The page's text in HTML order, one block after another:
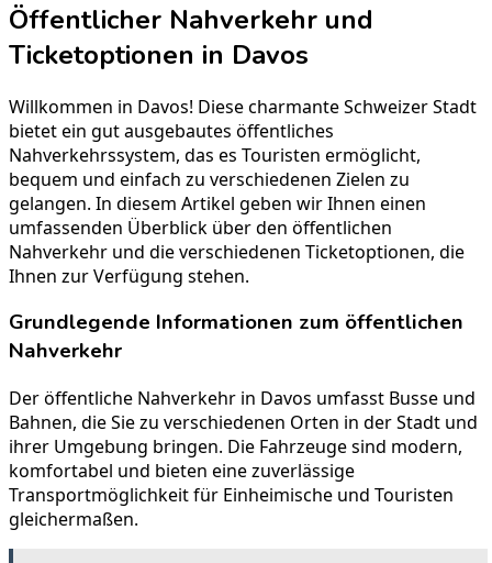
Öffentlicher Nahverkehr und
Ticketoptionen in Davos
Willkommen in Davos! Diese charmante Schweizer Stadt
bietet ein gut ausgebautes öffentliches
Nahverkehrssystem, das es Touristen ermöglicht,
bequem und einfach zu verschiedenen Zielen zu
gelangen. In diesem Artikel geben wir Ihnen einen
umfassenden Überblick über den öffentlichen
Nahverkehr und die verschiedenen Ticketoptionen, die
Ihnen zur Verfügung stehen.
Grundlegende Informationen zum öffentlichen
Nahverkehr
Der öffentliche Nahverkehr in Davos umfasst Busse und
Bahnen, die Sie zu verschiedenen Orten in der Stadt und
ihrer Umgebung bringen. Die Fahrzeuge sind modern,
komfortabel und bieten eine zuverlässige
Transportmöglichkeit für Einheimische und Touristen
gleichermaßen.